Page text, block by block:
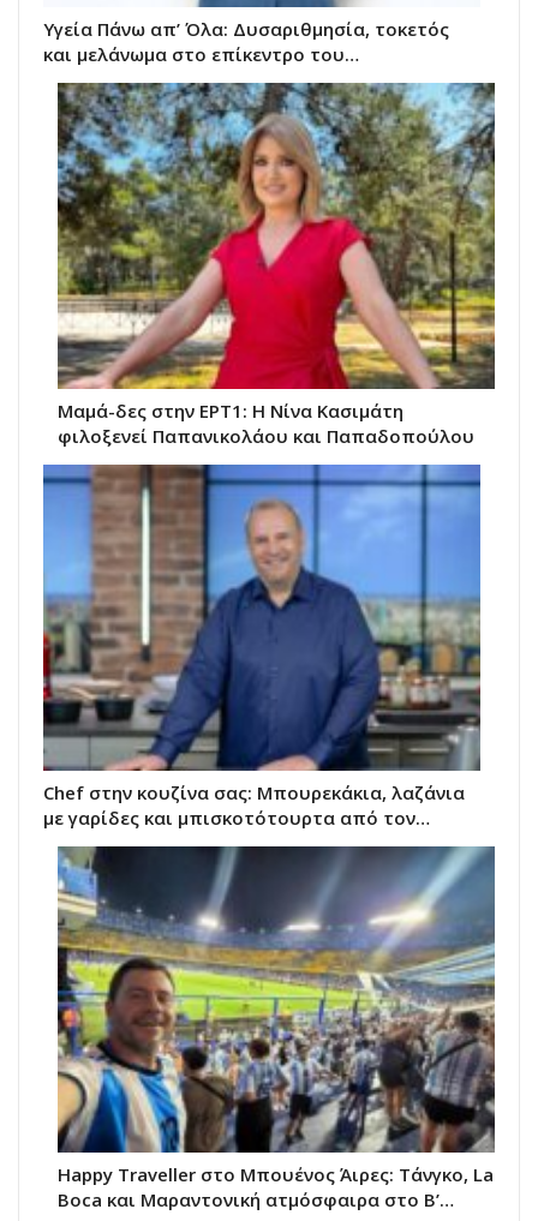
Υγεία Πάνω απ’ Όλα: Δυσαριθμησία, τοκετός
και μελάνωμα στο επίκεντρο του…
Μαμά-δες στην ΕΡΤ1: Η Νίνα Κασιμάτη
φιλοξενεί Παπανικολάου και Παπαδοπούλου
Chef στην κουζίνα σας: Μπουρεκάκια, λαζάνια
με γαρίδες και μπισκοτότουρτα από τον…
Happy Traveller στο Μπουένος Άιρες: Τάνγκο, La
Boca και Μαραντονική ατμόσφαιρα στο Β’…